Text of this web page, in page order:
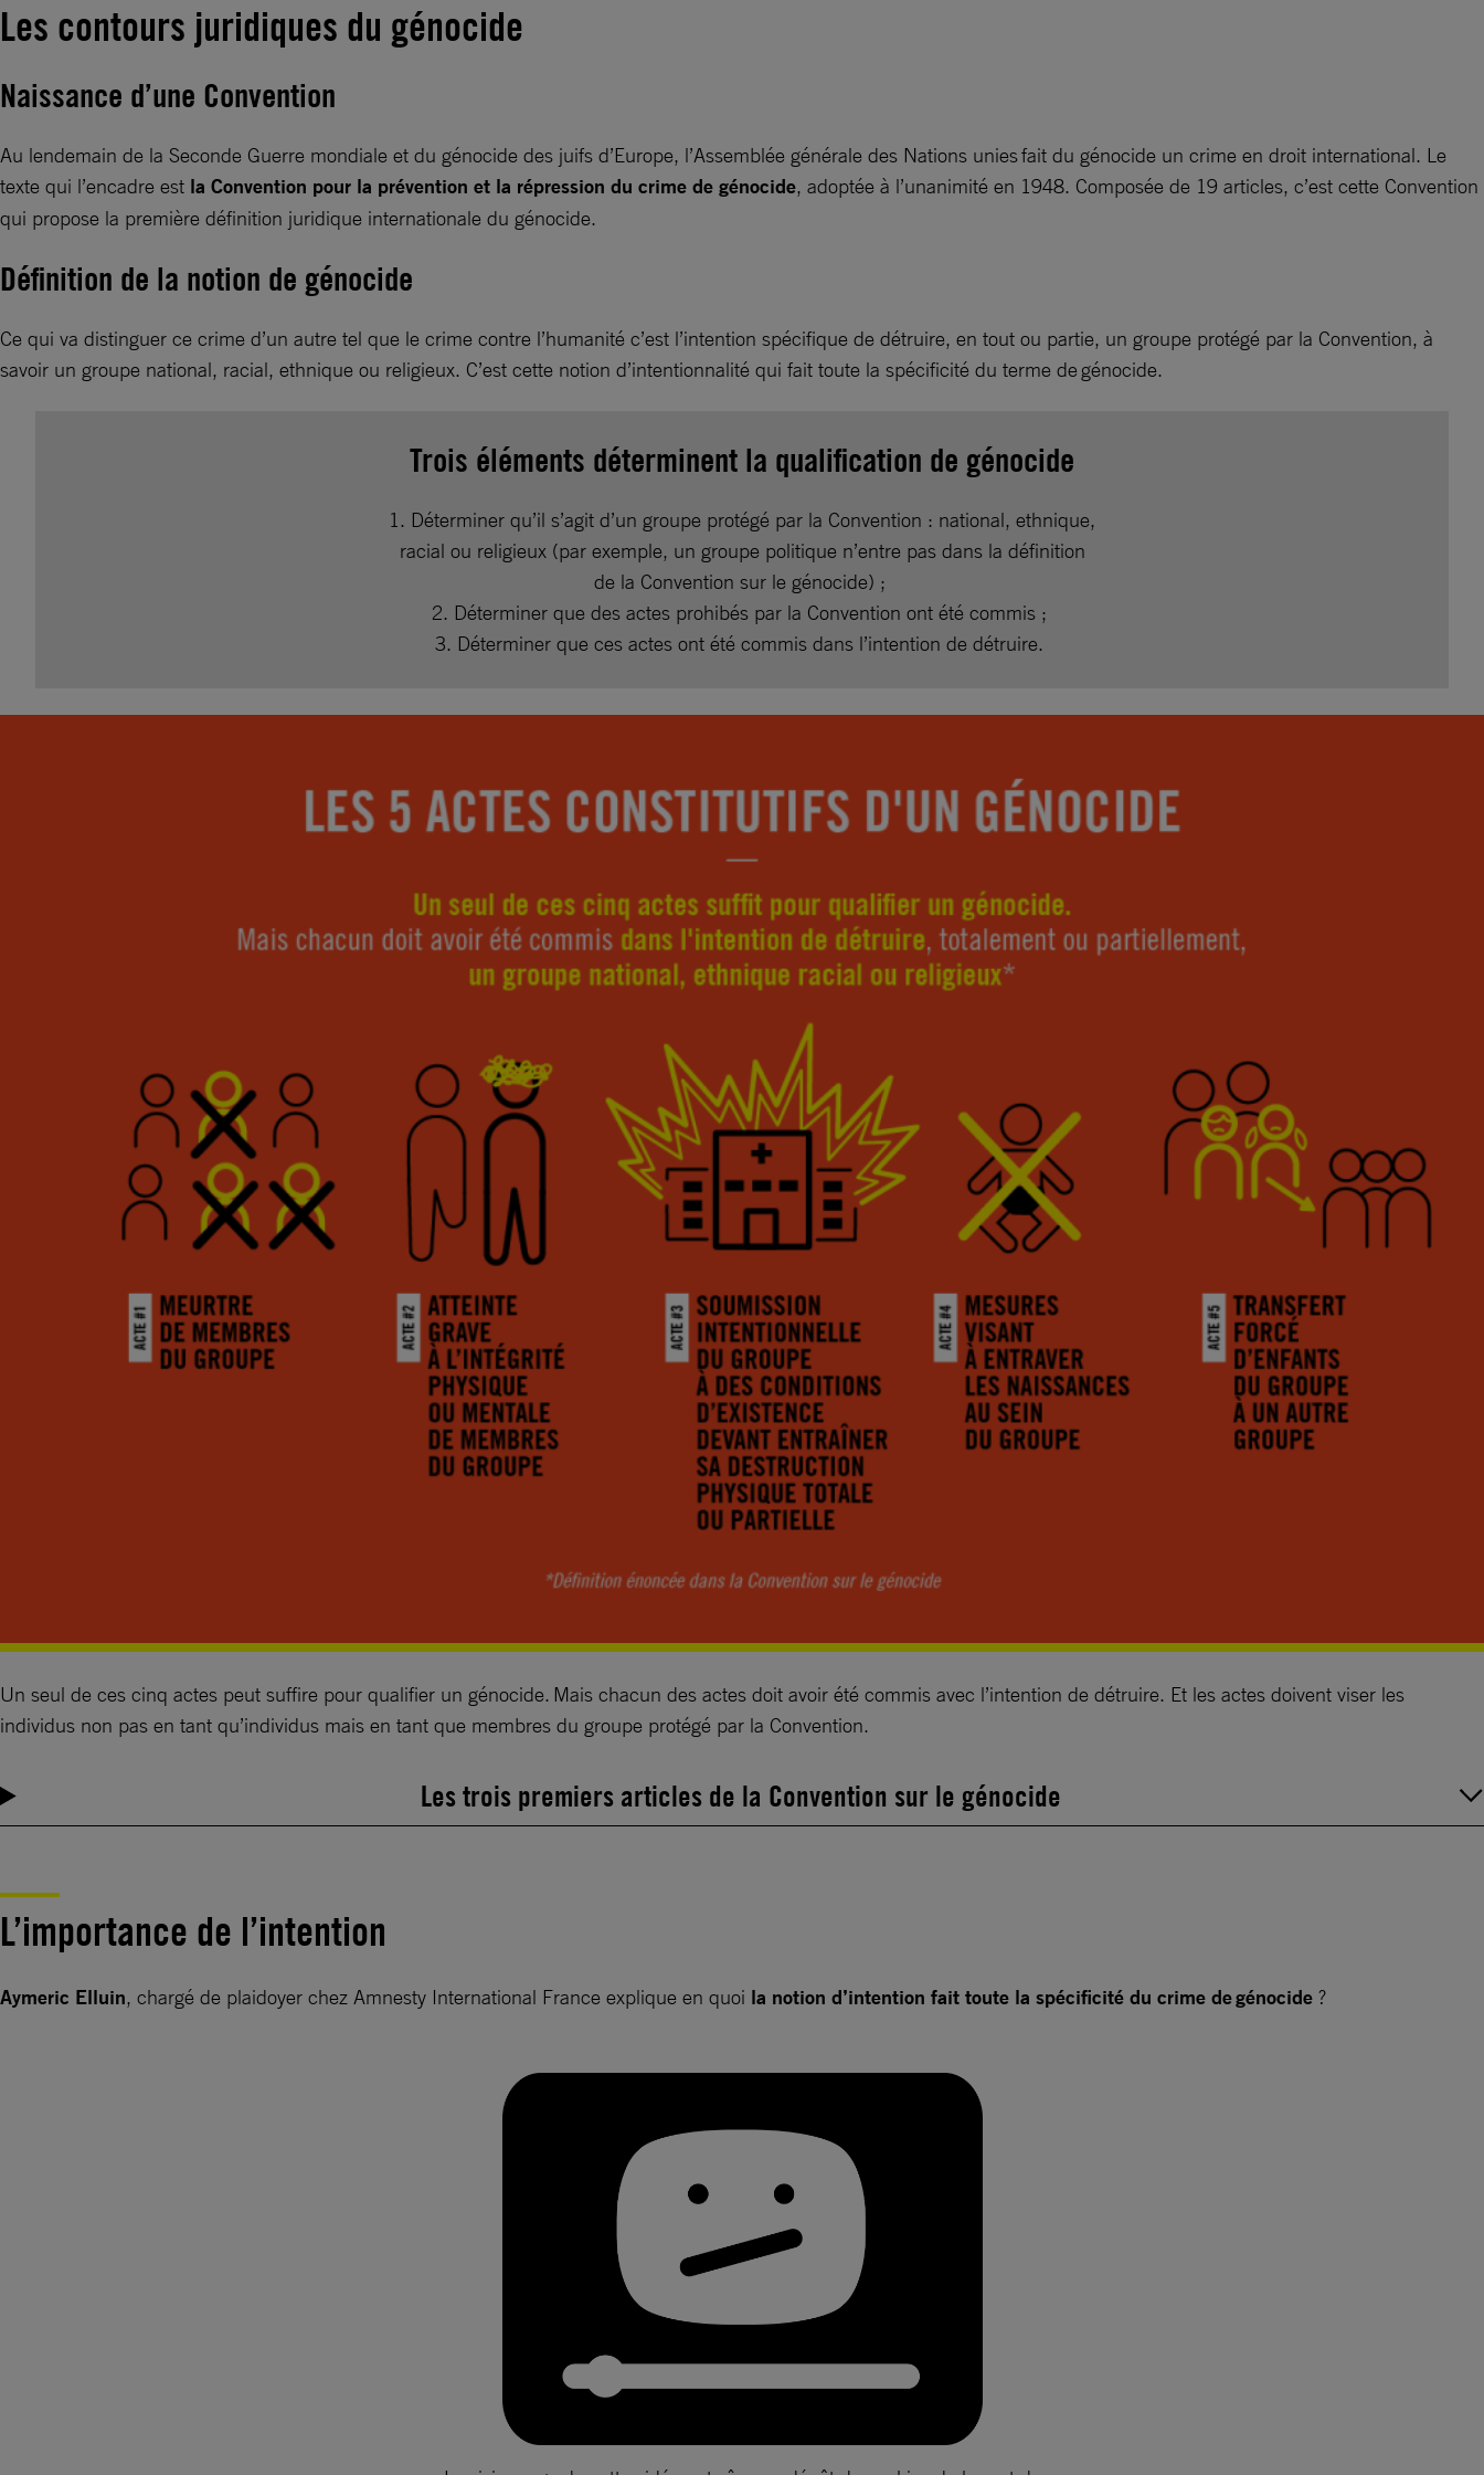
Les contours juridiques du génocide
Naissance d’une Convention
Au lendemain de la Seconde Guerre mondiale et du génocide des juifs d’Europe, l’Assemblée générale des Nations unies fait du génocide un crime en droit international. Le
texte qui l’encadre est la Convention pour la prévention et la répression du crime de génocide, adoptée à l’unanimité en 1948. Composée de 19 articles, c’est cette Convention
qui propose la première définition juridique internationale du génocide.
Définition de la notion de génocide
Ce qui va distinguer ce crime d’un autre tel que le crime contre l’humanité c’est l’intention spécifique de détruire, en tout ou partie, un groupe protégé par la Convention, à
savoir un groupe national, racial, ethnique ou religieux. C’est cette notion d’intentionnalité qui fait toute la spécificité du terme de génocide.
Trois éléments déterminent la qualification de génocide
1. Déterminer qu’il s’agit d’un groupe protégé par la Convention : national, ethnique,
racial ou religieux (par exemple, un groupe politique n’entre pas dans la définition
de la Convention sur le génocide) ;
2. Déterminer que des actes prohibés par la Convention ont été commis ;
3. Déterminer que ces actes ont été commis dans l’intention de détruire.
Un seul de ces cinq actes peut suffire pour qualifier un génocide. Mais chacun des actes doit avoir été commis avec l’intention de détruire. Et les actes doivent viser les
individus non pas en tant qu’individus mais en tant que membres du groupe protégé par la Convention.
Les trois premiers articles de la Convention sur le génocide
L’importance de l’intention
Aymeric Elluin, chargé de plaidoyer chez Amnesty International France explique en quoi la notion d’intention fait toute la spécificité du crime de génocide ?